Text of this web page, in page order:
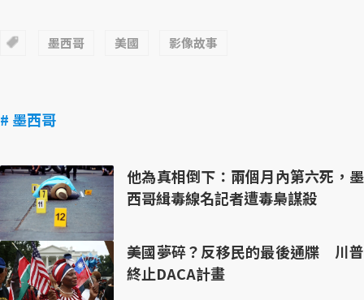
墨西哥 美國 影像故事
# 墨西哥
他為真相倒下：兩個月內第六死，墨
西哥緝毒線名記者遭毒梟謀殺
美國夢碎？反移民的最後通牒 川普
終止DACA計畫